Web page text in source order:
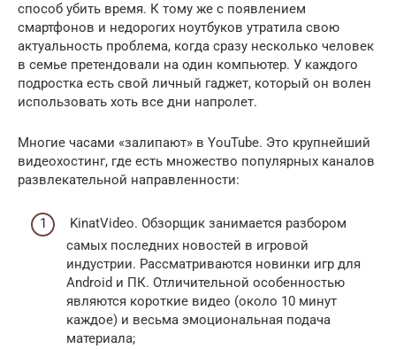
способ убить время. К тому же с появлением
смартфонов и недорогих ноутбуков утратила свою
актуальность проблема, когда сразу несколько человек
в семье претендовали на один компьютер. У каждого
подростка есть свой личный гаджет, который он волен
использовать хоть все дни напролет.
Многие часами «залипают» в YouTube. Это крупнейший
видеохостинг, где есть множество популярных каналов
развлекательной направленности:
KinatVideo. Обзорщик занимается разбором
самых последних новостей в игровой
индустрии. Рассматриваются новинки игр для
Android и ПК. Отличительной особенностью
являются короткие видео (около 10 минут
каждое) и весьма эмоциональная подача
материала;